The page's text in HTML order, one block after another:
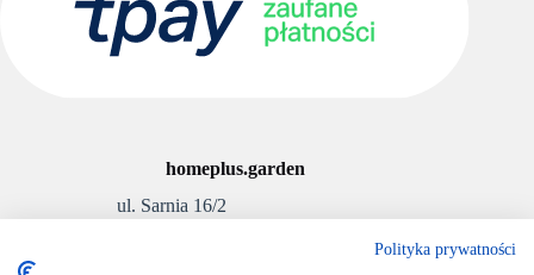
homeplus.garden
ul. Sarnia 16/2
Polityka prywatności